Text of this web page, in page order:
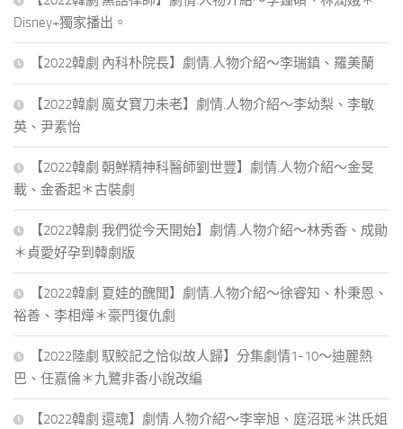
Disney+獨家播出。
【2022韓劇 內科朴院長】劇情.人物介紹～李瑞鎮、羅美蘭
【2022韓劇 魔女寶刀未老】劇情.人物介紹～李幼梨、李敏
英、尹素怡
【2022韓劇 朝鮮精神科醫師劉世豐】劇情.人物介紹～金旻
載、金香起＊古裝劇
【2022韓劇 我們從今天開始】劇情.人物介紹～林秀香、成勛
＊貞愛好孕到韓劇版
【2022韓劇 夏娃的醜聞】劇情.人物介紹～徐睿知、朴秉恩、
裕善、李相燁＊豪門復仇劇
【2022陸劇 馭鮫記之恰似故人歸】分集劇情1-10～迪麗熱
巴、任嘉倫＊九鷺非香小說改編
【2022韓劇 還魂】劇情.人物介紹～李宰旭、庭沼珉＊洪氏姐